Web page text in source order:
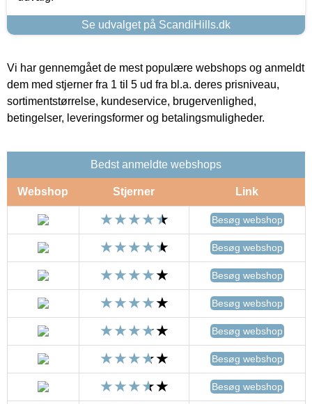
Se udvalget på ScandiHills.dk
Vi har gennemgået de mest populære webshops og anmeldt
dem med stjerner fra 1 til 5 ud fra bl.a. deres prisniveau,
sortimentstørrelse, kundeservice, brugervenlighed,
betingelser, leveringsformer og betalingsmuligheder.
Bedst anmeldte webshops
Webshop Stjerner Link
Besøg webshop
Besøg webshop
Besøg webshop
Besøg webshop
Besøg webshop
Besøg webshop
Besøg webshop